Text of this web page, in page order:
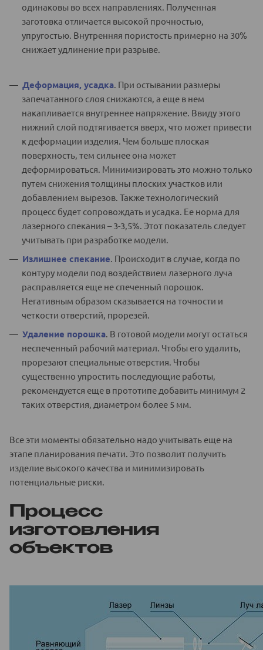
одинаковы во всех направлениях. Полученная
заготовка отличается высокой прочностью,
упругостью. Внутренняя пористость примерно на 30%
снижает удлинение при разрыве.
Деформация, усадка. При остывании размеры
запечатанного слоя снижаются, а еще в нем
накапливается внутреннее напряжение. Ввиду этого
нижний слой подтягивается вверх, что может привести
к деформации изделия. Чем больше плоская
поверхность, тем сильнее она может
деформироваться. Минимизировать это можно только
путем снижения толщины плоских участков или
добавлением вырезов. Также технологический
процесс будет сопровождать и усадка. Ее норма для
лазерного спекания – 3-3,5%. Этот показатель следует
учитывать при разработке модели.
Излишнее спекание. Происходит в случае, когда по
контуру модели под воздействием лазерного луча
расправляется еще не спеченный порошок.
Негативным образом сказывается на точности и
четкости отверстий, прорезей.
Удаление порошка. В готовой модели могут остаться
неспеченный рабочий материал. Чтобы его удалить,
прорезают специальные отверстия. Чтобы
существенно упростить последующие работы,
рекомендуется еще в прототипе добавить минимум 2
таких отверстия, диаметром более 5 мм.
Все эти моменты обязательно надо учитывать еще на
этапе планирования печати. Это позволит получить
изделие высокого качества и минимизировать
потенциальные риски.
Процесс
изготовления
объектов